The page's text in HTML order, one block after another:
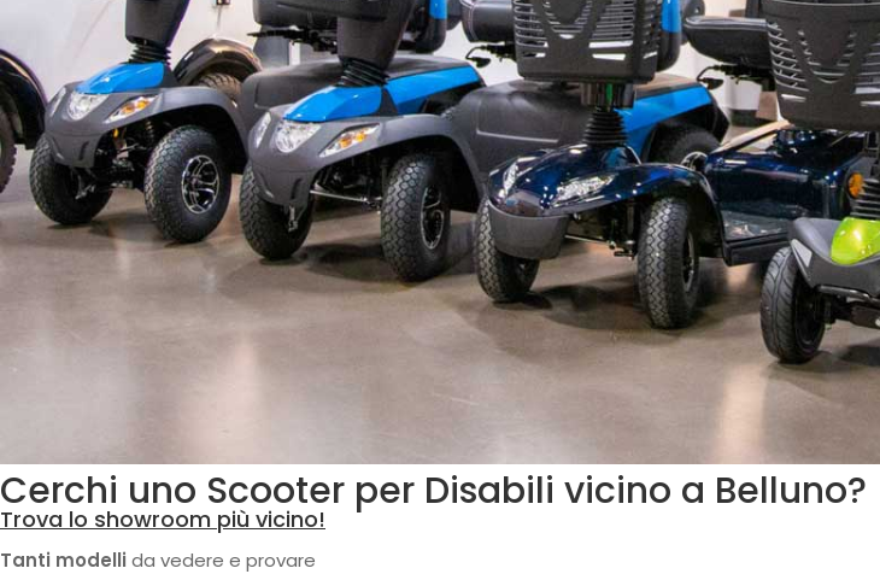
Cerchi uno Scooter per Disabili vicino a Belluno?
Trova lo showroom più vicino!
Tanti modelli da vedere e provare